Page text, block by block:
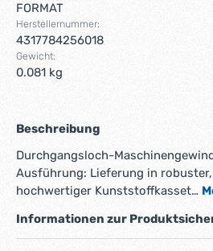
FORMAT
Herstellernummer:
4317784256018
Gewicht:
0.081 kg
Beschreibung
Durchgangsloch-
Ausführung: Lieferung in
hochwertiger Kunststoffkasset…
Informationen zur